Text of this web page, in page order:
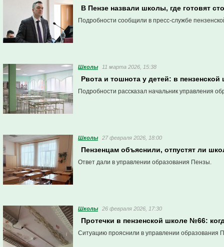
В Пензе назвали школы, где готовят
Подробности сообщили в пресс-службе
Школы 11 марта 2026, 15:38
Рвота и тошнота у детей: в
Подробности рассказал начальник управления
Школы 27 февраля 2026, 18:00
Пензенцам объяснили, отпустят ли
Ответ дали в управлении образования Пензы.
Школы 26 февраля 2026, 17:30
Протечки в пензенской школе №66:
Ситуацию прояснили в управлении образования